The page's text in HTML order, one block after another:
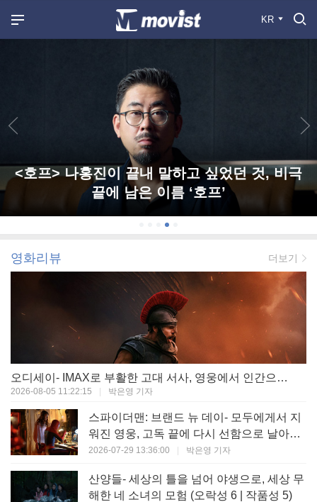
KR
<호프> 나홍진이 끝내 말하고 싶었던 것, 비극
끝에 남은 이름 ‘호프’
영화리뷰 더보기
오디세이- IMAX로 부활한 고대 서사, 영웅에서 인간으로의 귀환 (오락성 9 | 작품성 9)
2026-08-05 11:22:15 박은영 기자
스파이더맨: 브랜드 뉴 데이- 모두에게서 지
워진 영웅, 고독 끝에 다시 선함으로 날아오
르다 (오락성 8 | 작품성 8)
2026-07-29 13:36:00 박은영 기자
산양들- 세상의 틀을 넘어 야생으로, 세상 무
해한 네 소녀의 모험 (오락성 6 | 작품성 5)